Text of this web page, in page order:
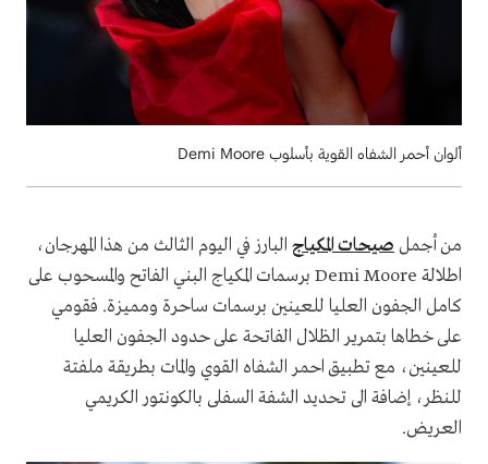
ألوان أحمر الشفاه القوية بأسلوب Demi Moore
من أجمل صيحات المكياج البارز في اليوم الثالث من هذا المهرجان،
اطلالة Demi Moore برسمات المكياج البني الفاتح والمسحوب على
كامل الجفون العليا للعينين برسمات ساحرة ومميزة. فقومي
على خطاها بتمرير الظلال الفاتحة على حدود الجفون العليا
للعينين، مع تطبيق احمر الشفاه القوي والمات بطريقة ملفتة
للنظر، إضافة الى تحديد الشفة السفلى بالكونتور الكريمي
العريض.